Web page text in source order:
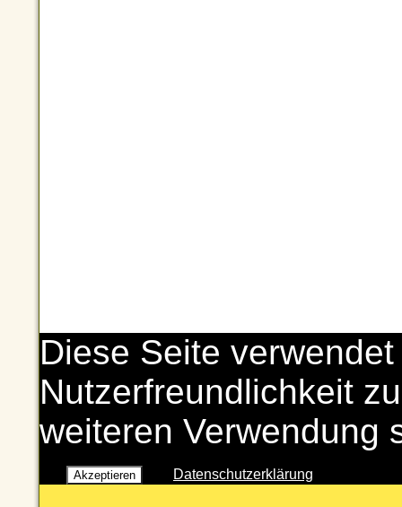
Diese Seite
Nutzerfreundlichkeit
weiteren Verwendung
Akzeptieren Datenschutzerklärung